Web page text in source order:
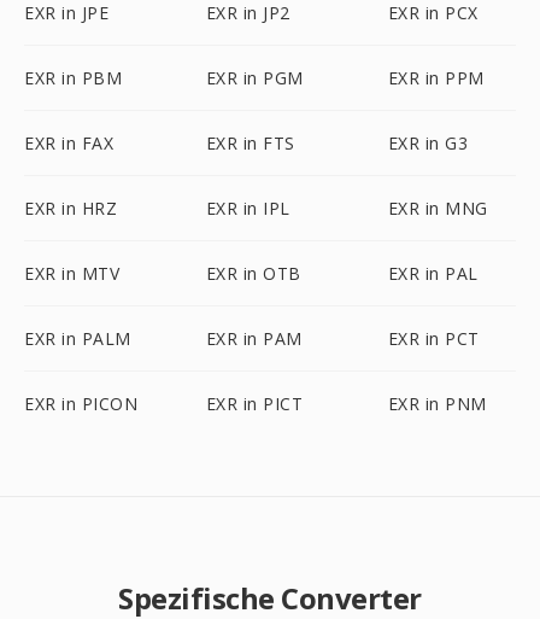
EXR in JPE EXR in JP2 EXR in PCX
EXR in PBM EXR in PGM EXR in PPM
EXR in FAX EXR in FTS EXR in G3
EXR in HRZ EXR in IPL EXR in MNG
EXR in MTV EXR in OTB EXR in PAL
EXR in PALM EXR in PAM EXR in PCT
EXR in PICON EXR in PICT EXR in PNM
Spezifische Converter